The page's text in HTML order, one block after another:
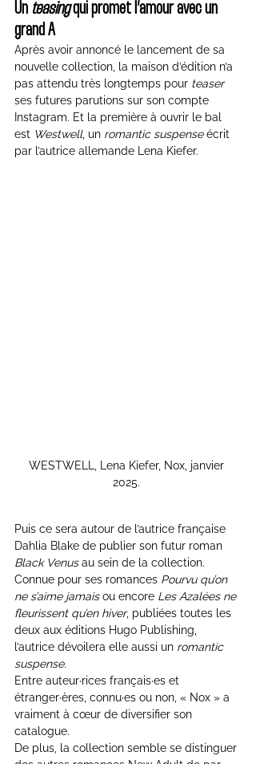
Un teasing qui promet l’amour avec un
grand A
Après avoir annoncé le lancement de sa
nouvelle collection, la maison d’édition n’a
pas attendu très longtemps pour teaser
ses futures parutions sur son compte
Instagram. Et la première à ouvrir le bal
est Westwell, un romantic suspense écrit
par l’autrice allemande Lena Kiefer.
WESTWELL, Lena Kiefer, Nox, janvier
2025.
Puis ce sera autour de l’autrice française
Dahlia Blake de publier son futur roman
Black Venus au sein de la collection.
Connue pour ses romances Pourvu qu’on
ne s’aime jamais ou encore Les Azalées ne
fleurissent qu’en hiver, publiées toutes les
deux aux éditions Hugo Publishing,
l’autrice dévoilera elle aussi un romantic
suspense.
Entre auteur·rices français·es et
étranger·ères, connu·es ou non, « Nox » a
vraiment à cœur de diversifier son
catalogue.
De plus, la collection semble se distinguer